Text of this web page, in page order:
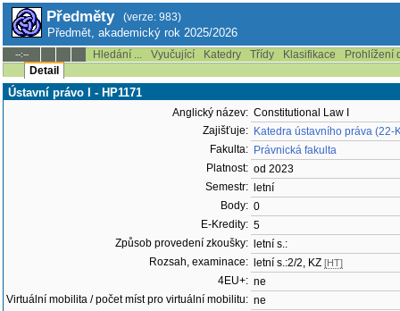
Předměty (verze: 983)
Předmět, akademický rok 2025/2026
--:-- Hledání ... Vyučující Katedry Třídy Klasifikace
Prohlížení
Detail
Ústavní právo I - HP1171
Anglický název: Constitutional Law I
Zajišťuje: Katedra ústavního práva (22-
Fakulta: Právnická fakulta
Platnost: od 2023
Semestr:
letní
Body: 0
E-Kredity: 5
Způsob provedení zkoušky:
letní s.:
Rozsah, examinace:
letní s.:2/2, KZ [HT]
4EU+: ne
Virtuální mobilita / počet míst pro virtuální mobilitu: ne